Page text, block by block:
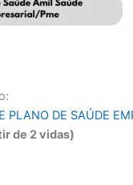
PLANO DE SAÚDE
de 2 vidas)